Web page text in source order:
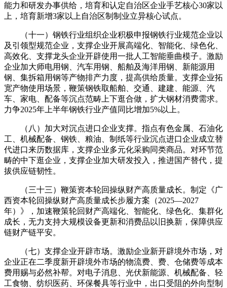
能力和研发办事供给，培育和认定自治区企业手艺核心30家以
上，培育新增3家以上自治区制制业立异核心试点。
（十一）钢铁行业组织企业积极申报钢铁行业规范企业以
及引领型规范企业，支撑企业开展高端化、智能化、绿色化、
高效化、支撑龙头企业开辟使用一批人工智能垂曲模子。激励
企业加大师电用钢、汽车用钢、船舶及海洋用钢、新能源用
钢、集拆箱用钢等产物排产力度，提高供给质量。支撑企业拓
宽产物使用场景，鞭策钢铁取船舶、交通、建建、能源、汽
车、家电、配备等沉点范畴上下逛合做，扩大钢材消费需求。
力争2025年上半年钢铁行业产值同比增加5%以上。
（八）加大对沉点进口企业支撑。指点有色金属、石油化
工、机械配备、钢铁、粮油、制纸等行业沉点进口企业成立替
代进口来历数据库，支撑企业多元化采购同类商品。对环节范
畴的中下逛企业，支撑企业加大研发投入，推进国产替代，提
拔供应链韧性。
（三十三）鞭策资本轮回操纵财产高质量成长。制定《广
西资本轮回操纵财产高质量成长步履方案（2025—2027
年）》，加速鞭策轮回财产高端化、智能化、绿色化、集群化
成长，无力支持大规模设备更新和消费品以旧换新，保障供应
链财产链平安。
（七）支撑企业开辟市场。激励企业新开辟境外市场，对
企业正在二季度新开辟境外市场的物流费、费、仓储费等成本
费用赐与必然补帮。对电子消息、光伏新能源、机械配备、轻
工食物、纺织医药、环保餐具等行业中，出口受阻的外向型制